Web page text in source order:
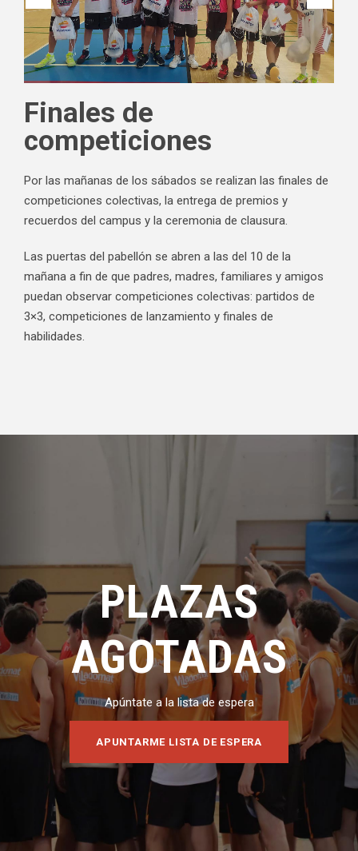
Finales de
competiciones
Por las mañanas de los sábados se realizan las finales de
competiciones colectivas, la entrega de premios y
recuerdos del campus y la ceremonia de clausura.
Las puertas del pabellón se abren a las del 10 de la
mañana a fin de que padres, madres, familiares y amigos
puedan observar competiciones colectivas: partidos de
3×3, competiciones de lanzamiento y finales de
habilidades.
PLAZAS
AGOTADAS
Apúntate a la lista de espera
APUNTARME LISTA DE ESPERA